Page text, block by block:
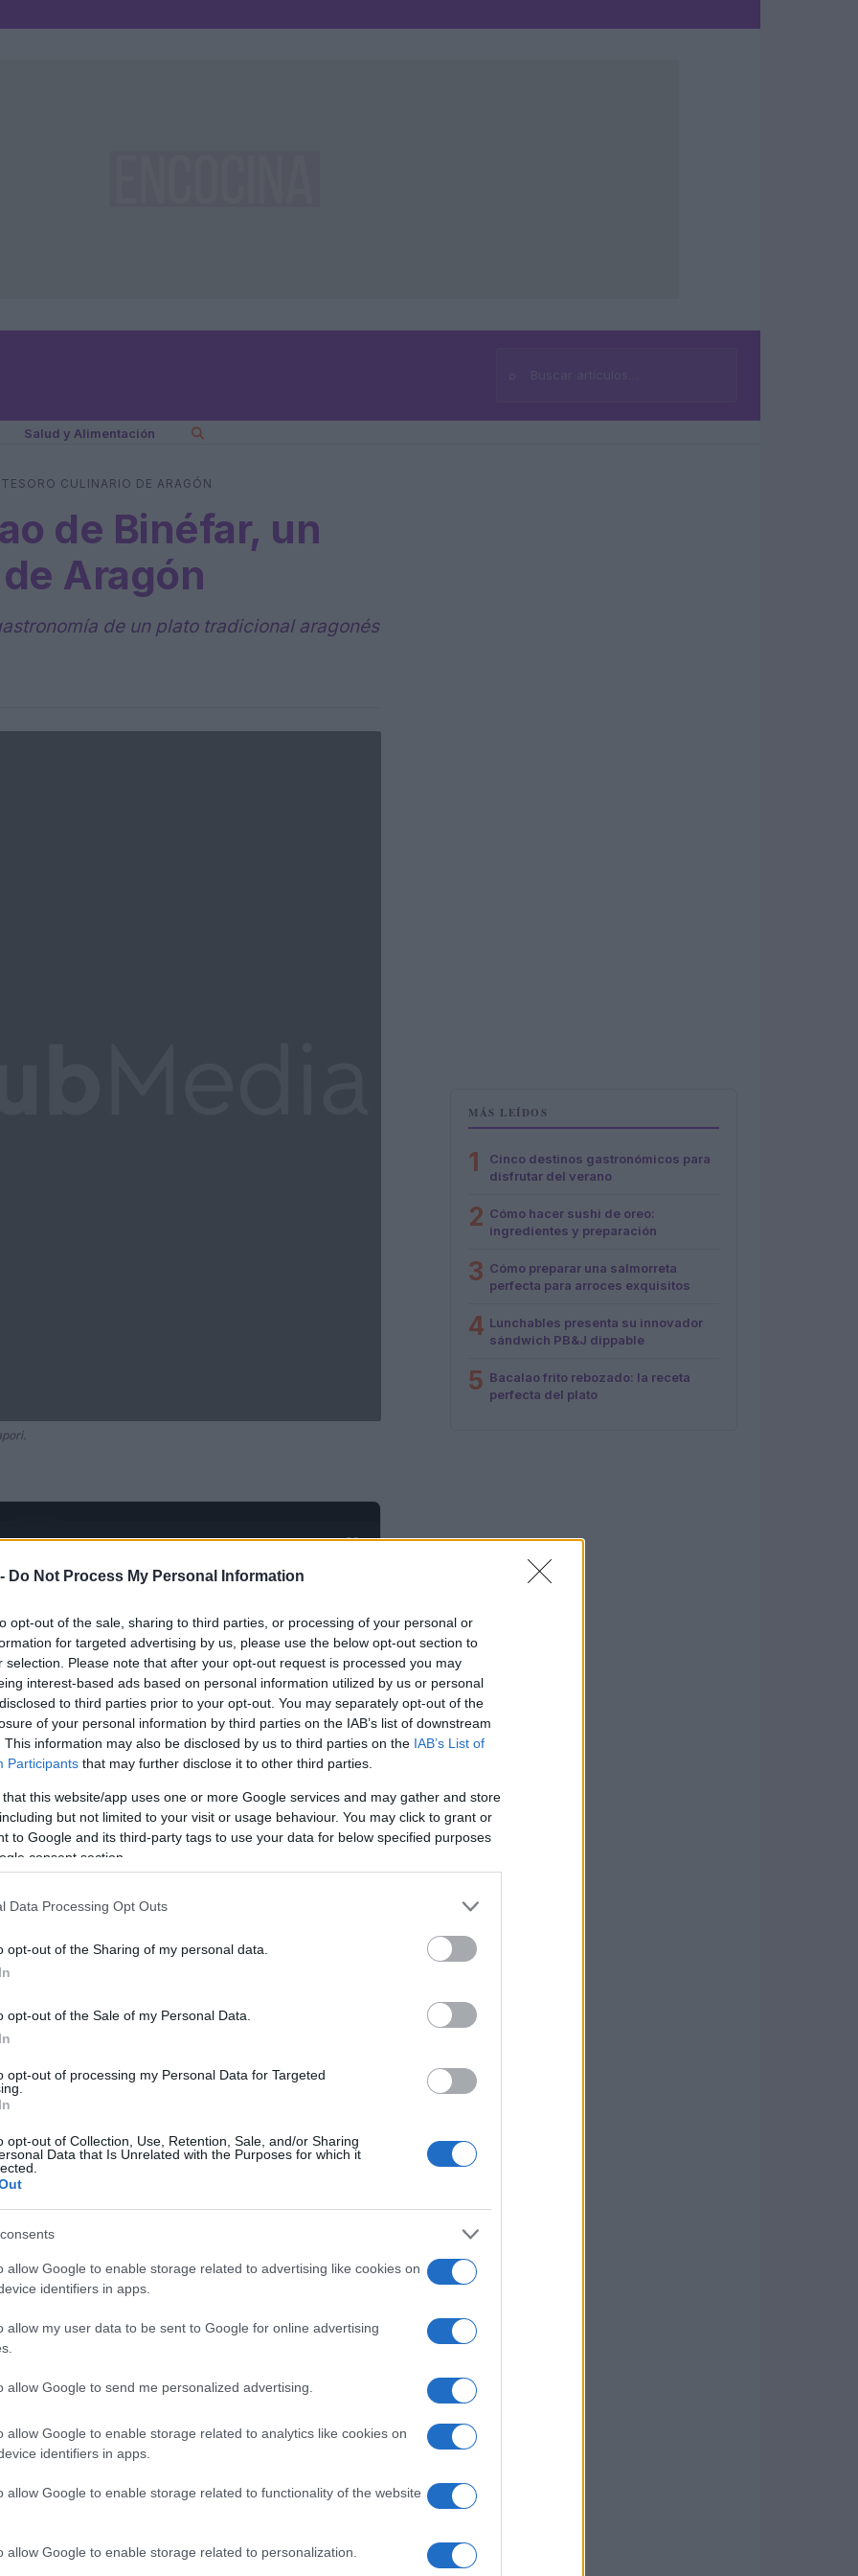
Do Not Process My Personal Information
opt-out of the sale, sharing to third parties, or processing of your personal or
for targeted advertising by us, please use the below opt-out section to
selection. Please note that after your opt-out request is processed you may
interest-based ads based on personal information utilized by us or personal
to third parties prior to your opt-out. You may separately opt-out of the
of your personal information by third parties on the IAB’s list of downstream
This information may also be disclosed by us to third parties on the IAB’s List of
Participants that may further disclose it to other third parties.
that this website/app uses one or more Google services and may gather and store
but not limited to your visit or usage behaviour. You may click to grant or
to Google and its third-party tags to use your data for below specified purposes
consent section.
Data Processing Opt Outs
opt-out of the Sharing of my personal data.
opt-out of the Sale of my Personal Data.
opt-out of processing my Personal Data for Targeted
opt-out of Collection, Use, Retention, Sale, and/or Sharing
Data that Is Unrelated with the Purposes for which it
allow Google to enable storage related to advertising like cookies on
identifiers in apps.
allow my user data to be sent to Google for online advertising
allow Google to send me personalized advertising.
allow Google to enable storage related to analytics like cookies on
identifiers in apps.
allow Google to enable storage related to functionality of the website
allow Google to enable storage related to personalization.
⌕Buscar
Salud y Alimentación
CULINARIO DE ARAGÓN
de Binéfar, un
Aragón
de un plato tradicional aragonés
POWERED BYAdhubMedia
la esencia de la cocina tradicional
de Binéfar, este potaje ha sido un
más de un siglo. Teodoro Bardají, un
receta en 1922, destacando su valor
a las familias en tiempos difíciles. Sin
en una opción ideal para quienes buscan
del recao
pero rica en sabor y nutrientes. Los
patatas, arroz, cebolla, ajos, laurel,
se caracteriza por su bajo contenido en
La combinación de alubias y arroz no solo
esenciales, sino que también
en fibra. Para preparar este delicioso
MÁS LEÍDOS
1
Cinco destinos gastronómicos para
disfrutar del verano
2 Cómo hacer sushi de oreo:
ingredientes y preparación
3 Cómo preparar una salmorreta
perfecta para arroces exquisitos
4 Lunchables presenta su innovador
sándwich PB&J dippable
5 Bacalao frito rebozado: la receta
perfecta del plato